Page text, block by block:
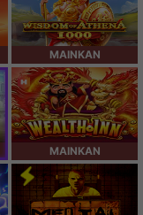
MAINKAN
MAINKAN